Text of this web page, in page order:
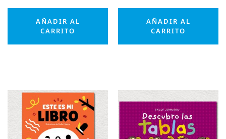
AÑADIR AL
CARRITO
AÑADIR AL
CARRITO